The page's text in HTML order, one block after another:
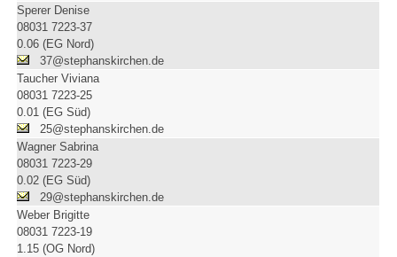
Sperer Denise
08031 7223-37
0.06 (EG Nord)
37@stephanskirchen.de
Taucher Viviana
08031 7223-25
0.01 (EG Süd)
25@stephanskirchen.de
Wagner Sabrina
08031 7223-29
0.02 (EG Süd)
29@stephanskirchen.de
Weber Brigitte
08031 7223-19
1.15 (OG Nord)